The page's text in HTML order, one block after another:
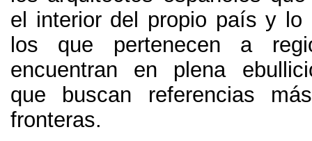
el interior del propio país y lo
los que pertenecen a
encuentran en plena
que buscan referencias
fronteras.